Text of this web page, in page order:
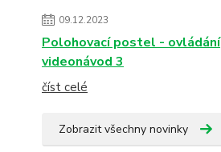
09.12.2023
Polohovací postel - ovládání
videonávod 3
číst celé
Zobrazit všechny novinky